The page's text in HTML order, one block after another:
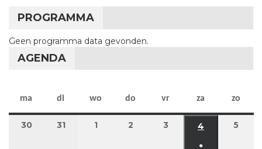
PROGRAMMA
Geen programma data gevonden.
AGENDA
ma maandag
di dinsdag
wo woensdag
do donderdag
vr vrijdag
za zaterdag
zo
3030 maart 2026
3131 maart 2026
11 april 2026
2 2 april 2026
3 3 april 2026
4 4 april 2026
●
5